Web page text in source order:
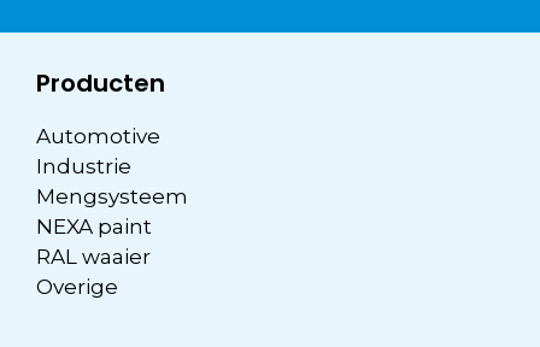
Producten
Automotive
Industrie
Mengsysteem
NEXA paint
RAL waaier
Overige